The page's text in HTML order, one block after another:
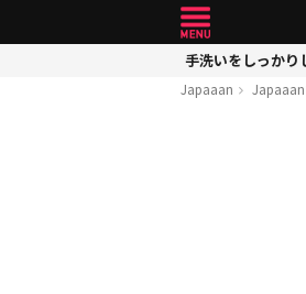
手洗いをしっか
Japaaan